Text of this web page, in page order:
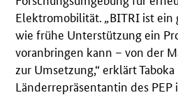
Elektromobilität.„BITRI ist ein
wie frühe Unterstützung ein
voranbringen kann – von der
zur Umsetzung,“ erklärt
Länderrepräsentantin des PEP